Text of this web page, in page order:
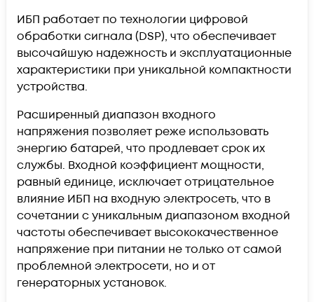
ИБП работает по технологии цифровой
обработки сигнала (DSP), что обеспечивает
высочайшую надежность и эксплуатационные
характеристики при уникальной компактности
устройства.
Расширенный диапазон входного
напряжения позволяет реже использовать
энергию батарей, что продлевает срок их
службы. Входной коэффициент мощности,
равный единице, исключает отрицательное
влияние ИБП на входную электросеть, что в
сочетании с уникальным диапазоном входной
частоты обеспечивает высококачественное
напряжение при питании не только от самой
проблемной электросети, но и от
генераторных установок.